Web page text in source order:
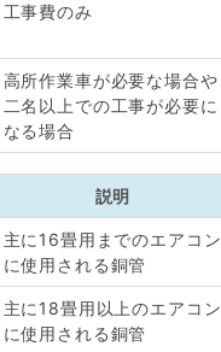
工事費のみ
高所作業車が必要な場合や
二名以上での工事が必要に
なる場合
説明
主に16畳用までのエアコン
に使用される銅管
主に18畳用以上のエアコン
に使用される銅管